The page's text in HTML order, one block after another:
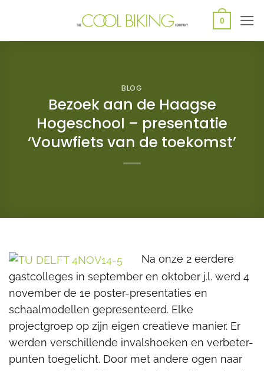
inhoud
0
BLOG
Bezoek aan de Haagse
Hogeschool – presentatie
‘Vouwfiets van de toekomst’
Na onze 2 eerdere
gastcolleges in september en oktober j.l. werd 4
november de 1e poster-presentaties en
schaalmodellen gepresenteerd. Elke
projectgroep op zijn eigen creatieve manier. Er
werden verschillende invalshoeken en verbeter-
punten toegelicht. Door met andere ogen naar